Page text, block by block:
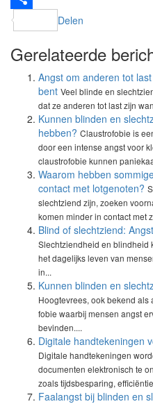
Delen
Gerelateerde
Angst om anderen tot
bent Veel blinde en
dat ze anderen tot last zijn
Kunnen blinden en
hebben? Claustrofobie is
door een intense angst voor
claustrofobie kunnen
Waarom hebben
contact met lotgenoten?
slechtziend zijn, zoeken
komen minder in contact met
Blind of slechtziend:
Slechtziendheid en blindheid
het dagelijks leven van
in...
Kunnen blinden en
Hoogtevrees, ook bekend
fobie waarbij mensen angst
bevinden....
Digitale handtekeningen
Digitale handtekeningen
documenten elektronisch te
zoals tijdsbesparing,
Faalangst bij blinden en